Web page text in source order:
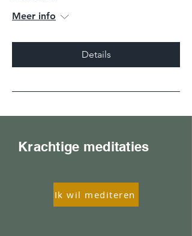
Meer info
Details
Krachtige meditaties
Ik wil mediteren